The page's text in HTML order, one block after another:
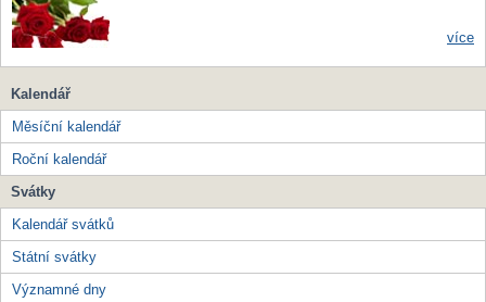
více
Kalendář
Měsíční kalendář
Roční kalendář
Svátky
Kalendář svátků
Státní svátky
Významné dny